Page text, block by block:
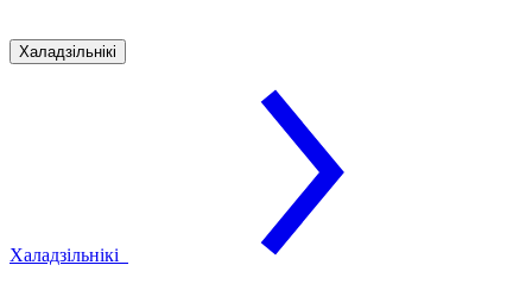
Халадзільнікі
Халадзільнікі